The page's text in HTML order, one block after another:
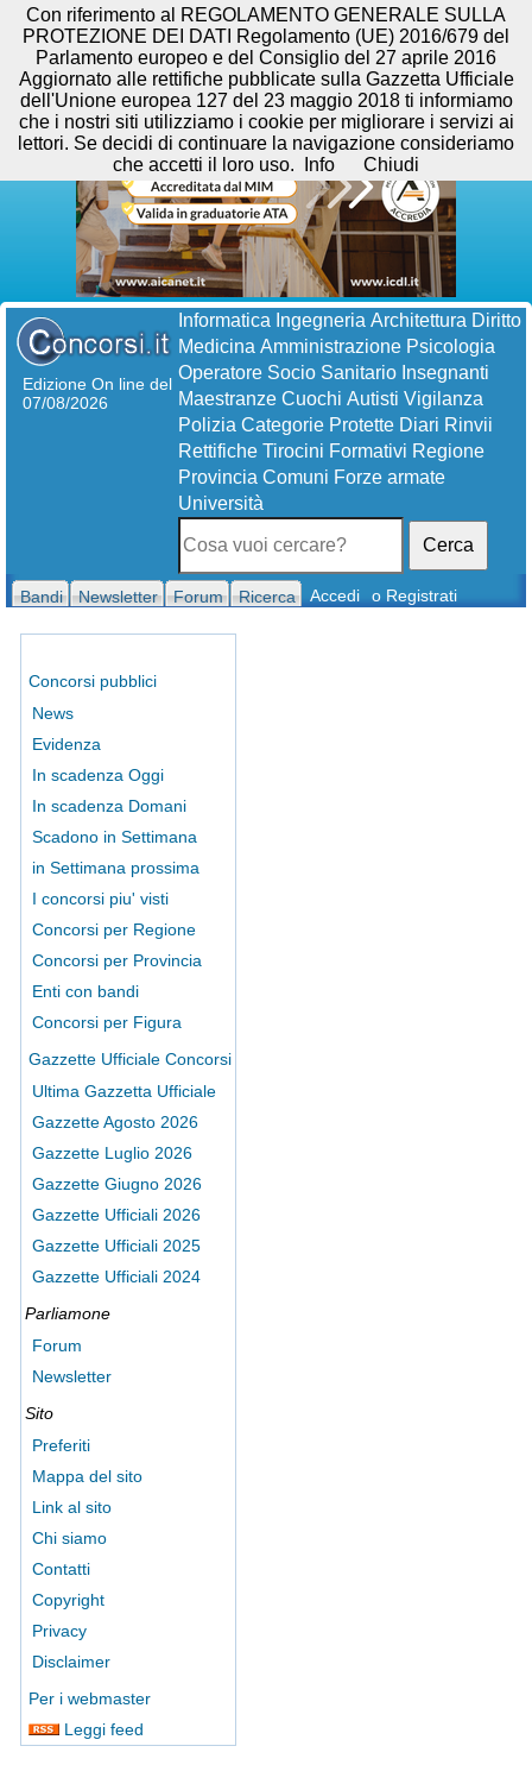
Edizione On line del
07/08/2026
Informatica Ingegneria Architettura Diritto
Medicina Amministrazione Psicologia
Operatore Socio Sanitario Insegnanti
Maestranze Cuochi Autisti Vigilanza
Polizia Categorie Protette Diari Rinvii
Rettifiche Tirocini Formativi Regione
Provincia Comuni Forze armate
Università
Cerca
Bandi Newsletter Forum Ricerca Accedi o Registrati
Concorsi pubblici
News
Evidenza
In scadenza Oggi
In scadenza Domani
Scadono in Settimana
in Settimana prossima
I concorsi piu' visti
Concorsi per Regione
Concorsi per Provincia
Enti con bandi
Concorsi per Figura
Gazzette Ufficiale Concorsi
Ultima Gazzetta Ufficiale
Gazzette Agosto 2026
Gazzette Luglio 2026
Gazzette Giugno 2026
Gazzette Ufficiali 2026
Gazzette Ufficiali 2025
Gazzette Ufficiali 2024
Parliamone
Forum
Newsletter
Sito
Preferiti
Mappa del sito
Link al sito
Chi siamo
Contatti
Copyright
Privacy
Disclaimer
Per i webmaster
Leggi feed
Con riferimento al REGOLAMENTO GENERALE SULLA
PROTEZIONE DEI DATI Regolamento (UE) 2016/679 del
Parlamento europeo e del Consiglio del 27 aprile 2016
Aggiornato alle rettifiche pubblicate sulla Gazzetta Ufficiale
dell'Unione europea 127 del 23 maggio 2018 ti informiamo
che i nostri siti utilizziamo i cookie per migliorare i servizi ai
lettori. Se decidi di continuare la navigazione consideriamo
che accetti il loro uso.
Info Chiudi